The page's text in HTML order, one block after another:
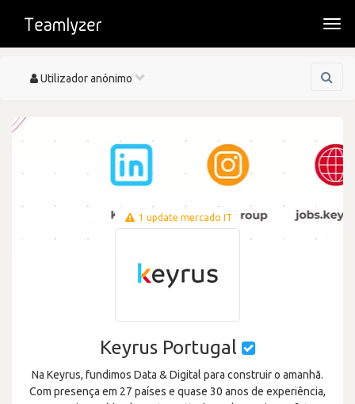
Toggle
Utilizador anónimo
1 update mercado IT
Keyrus Portugal
Na Keyrus, fundimos Data & Digital para construir o amanhã.
Com presença em 27 países e quase 30 anos de experiência,